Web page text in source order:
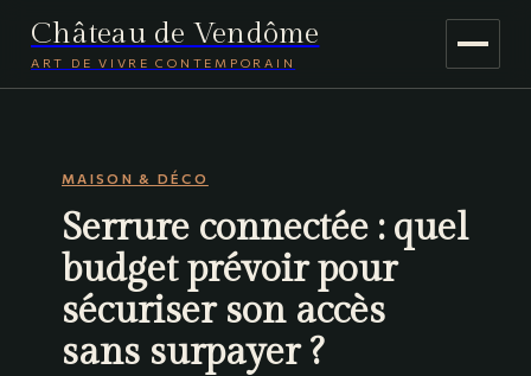
Château de Vendôme
ART DE VIVRE CONTEMPORAIN
JARDINAGE
VOYAGE
MAISON & DÉCO
Serrure connectée : quel
budget prévoir pour
sécuriser son accès
sans surpayer ?